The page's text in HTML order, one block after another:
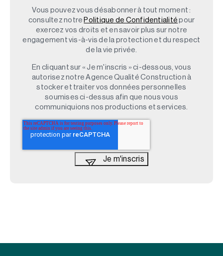
Vous pouvez vous désabonner à tout moment :
consultez notre Politique de Confidentialité pour
exercez vos droits et en savoir plus sur notre
engagement vis-à-vis de la protection et du respect
de la vie privée.
En cliquant sur « Je m'inscris » ci-dessous, vous
autorisez notre Agence Qualité Construction à
stocker et traiter vos données personnelles
soumises ci-dessus afin que nous vous
communiquions nos productions et services.